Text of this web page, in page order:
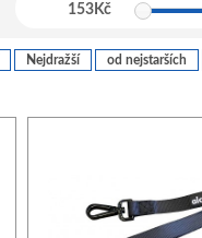
153Kč
Nejdražší od nejstarších